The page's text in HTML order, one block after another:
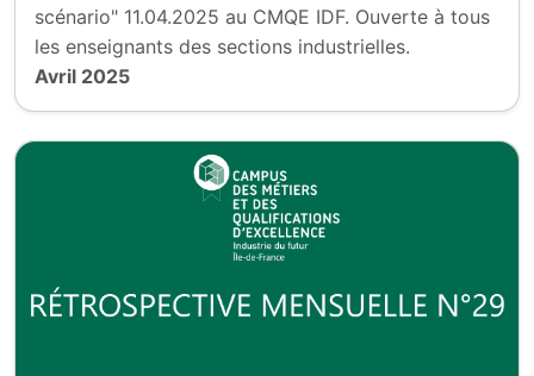
scénario" 11.04.2025 au CMQE IDF. Ouverte à tous
les enseignants des sections industrielles.
Avril 2025